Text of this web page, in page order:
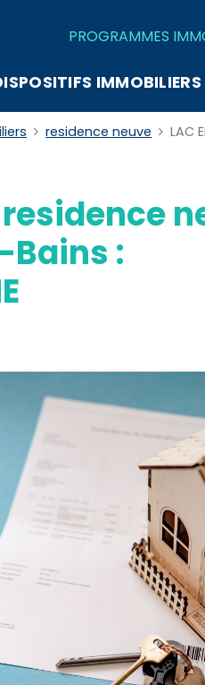
PROGRAMMES
IMMOBILIERS
residence neuve LAC
: